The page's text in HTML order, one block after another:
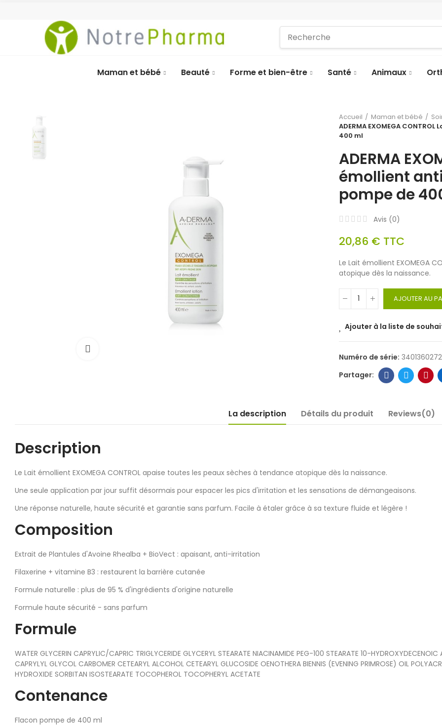
Maman et bébé Beauté Forme et bien-être Santé Animaux
Accueil Maman et bébé
ADERMA EXOMEGA
400 ml
ADERMA
émollient
pompe de
Avis (0)
20,86 € TTC
Le Lait émollient EXOMEGA
atopique dès la naissance.
AJOUTER AU
Ajouter à la liste de
Numéro de série:
La description Détails du produit Reviews(0)
Description
Le Lait émollient EXOMEGA CONTROL apaise toutes les peaux sèches à tendance atopique dès la naissance.
Une seule application par jour suffit désormais pour espacer les pics d'irritation et les sensations de démangeaisons.
Une réponse naturelle, haute sécurité et garantie sans parfum. Facile à étaler grâce à sa texture fluide et légère !
Composition
Extrait de Plantules d'Avoine Rhealba + BioVect : apaisant, anti-irritation
Filaxerine + vitamine B3 : restaurent la barrière cutanée
Formule naturelle : plus de 95 % d'ingrédients d'origine naturelle
Formule haute sécurité - sans parfum
Formule
WATER GLYCERIN CAPRYLIC/CAPRIC TRIGLYCERIDE GLYCERYL STEARATE NIACINAMIDE PEG-100 STEARATE 10-
CAPRYLYL GLYCOL CARBOMER CETEARYL ALCOHOL CETEARYL GLUCOSIDE OENOTHERA BIENNIS (EVENING PRIMROSE) OIL
HYDROXIDE SORBITAN ISOSTEARATE TOCOPHEROL TOCOPHERYL ACETATE
Contenance
Flacon pompe de 400 ml